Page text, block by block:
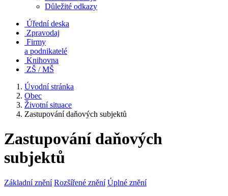
Důležité odkazy
Úřední deska
Zpravodaj
Firmy
a podnikatelé
Knihovna
ZŠ / MŠ
Úvodní stránka
Obec
Životní situace
Zastupování daňových subjektů
Zastupování daňových
subjektů
Základní znění Rozšířené znění Úplné znění